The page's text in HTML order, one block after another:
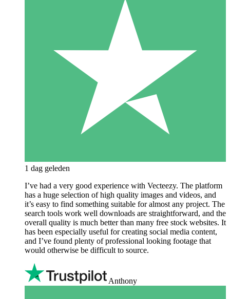
1 dag geleden
I’ve had a very good experience with Vecteezy. The platform
has a huge selection of high quality images and videos, and
it’s easy to find something suitable for almost any project. The
search tools work well downloads are straightforward, and the
overall quality is much better than many free stock websites. It
has been especially useful for creating social media content,
and I’ve found plenty of professional looking footage that
would otherwise be difficult to source.
Anthony